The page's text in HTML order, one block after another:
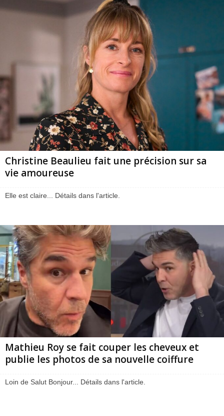
Christine Beaulieu fait une précision sur sa
vie amoureuse
Elle est claire... Détails dans l'article.
Mathieu Roy se fait couper les cheveux et
publie les photos de sa nouvelle coiffure
Loin de Salut Bonjour... Détails dans l'article.